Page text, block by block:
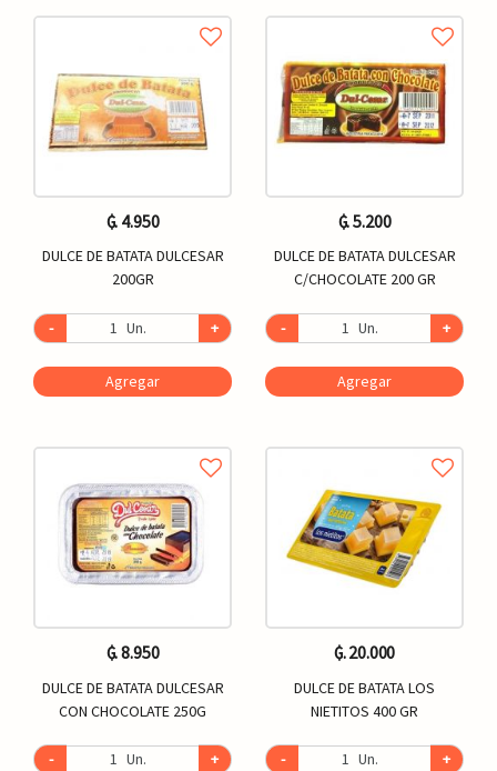
₲. 4.950
DULCE DE BATATA DULCESAR
200GR
- Un. +
Agregar
₲. 5.200
DULCE DE BATATA DULCESAR
C/CHOCOLATE 200 GR
- Un. +
Agregar
₲. 8.950
DULCE DE BATATA DULCESAR
CON CHOCOLATE 250G
- Un. +
₲. 20.000
DULCE DE BATATA LOS
NIETITOS 400 GR
- Un. +